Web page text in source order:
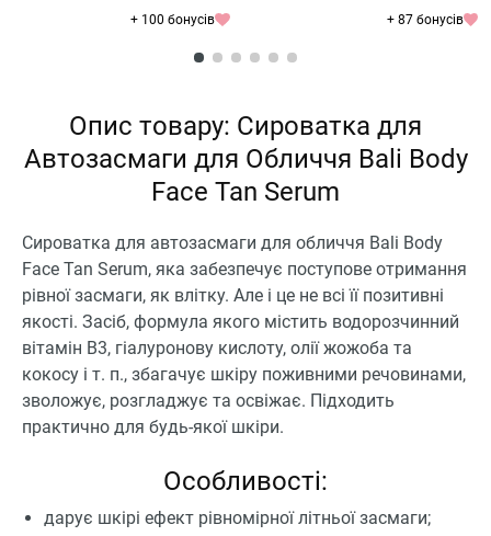
+ 100 бонусів + 87 бонусів
Опис товару: Сироватка для
Автозасмаги для Обличчя Bali Body
Face Tan Serum
Сироватка для автозасмаги для обличчя Bali Body
Face Tan Serum, яка забезпечує поступове отримання
рівної засмаги, як влітку. Але і це не всі її позитивні
якості. Засіб, формула якого містить водорозчинний
вітамін В3, гіалуронову кислоту, олії жожоба та
кокосу і т. п., збагачує шкіру поживними речовинами,
зволожує, розгладжує та освіжає. Підходить
практично для будь-якої шкіри.
Особливості:
дарує шкірі ефект рівномірної літньої засмаги;